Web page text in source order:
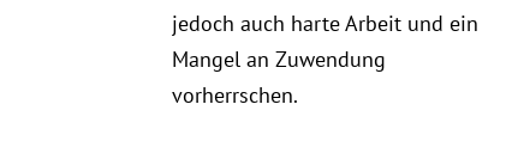
jedoch auch harte Arbeit und ein
Mangel an Zuwendung
vorherrschen.